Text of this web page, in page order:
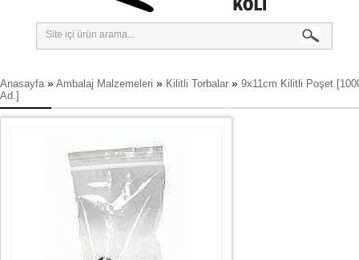
Anasayfa » Ambalaj Malzemeleri » Kilitli Torbalar » 9x11cm Kilitli Poşet
Ad.]